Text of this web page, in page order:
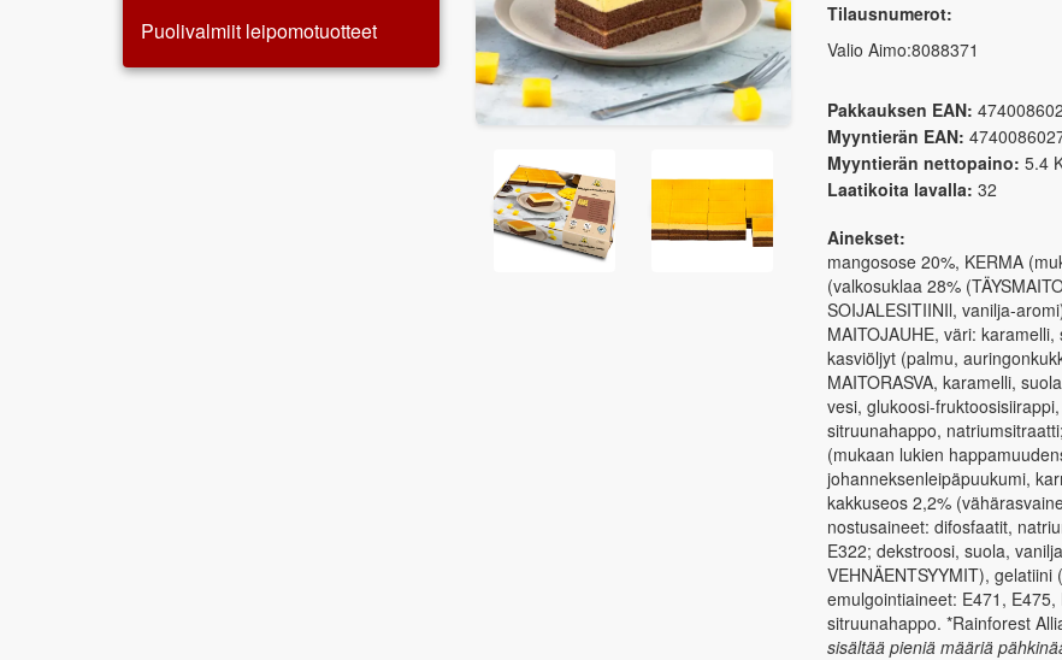
Puolivalmiit leipomotuotteet
Tilausnumerot:
Valio Aimo:8088371
Pakkauksen EAN:
Myyntierän EAN:
Myyntierän nettopaino: 5.4
Laatikoita lavalla: 32
Ainekset:
mangosose 20%, KERMA
(valkosuklaa 28%
SOIJALESITIINIl, vanilja-
MAITOJAUHE, väri:
kasviöljyt (palmu,
MAITORASVA, karamelli,
vesi, glukoosi-
sitruunahappo,
(mukaan lukien
johanneksenleipäpuukumi,
kakkuseos 2,2%
nostusaineet: difosfaatit,
E322; dekstroosi, suola,
VEHNÄENTSYYMIT),
emulgointiaineet: E471,
sitruunahappo. *Rainforest
sisältää pieniä määriä